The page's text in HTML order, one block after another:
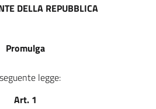
DELLA REPUBBLICA
Promulga
legge:
Art. 1